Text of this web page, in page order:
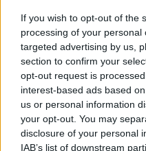
If you wish to opt-out of the
processing of your
targeted advertising by us,
section to confirm your
opt-out request is
interest-based ads based
us or personal information
your opt-out. You may
disclosure of your personal
IAB’s list of downstream
Porto Rotondo
nell’estate
Controlli
caviale e